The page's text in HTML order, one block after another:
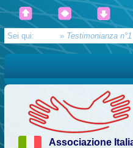
Sei qui: » Testimonianza n°1
Associazione